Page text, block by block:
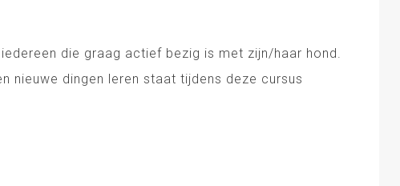
die graag actief bezig is met zijn/haar hond.
nieuwe dingen leren staat tijdens deze cursus